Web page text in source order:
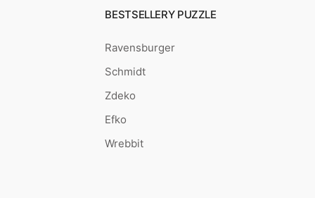
BESTSELLERY PUZZLE
Ravensburger
Schmidt
Zdeko
Efko
Wrebbit